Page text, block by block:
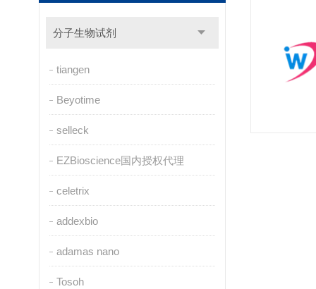
分子生物试剂
tiangen
Beyotime
selleck
EZBioscience国内授权代理
celetrix
addexbio
adamas nano
Tosoh